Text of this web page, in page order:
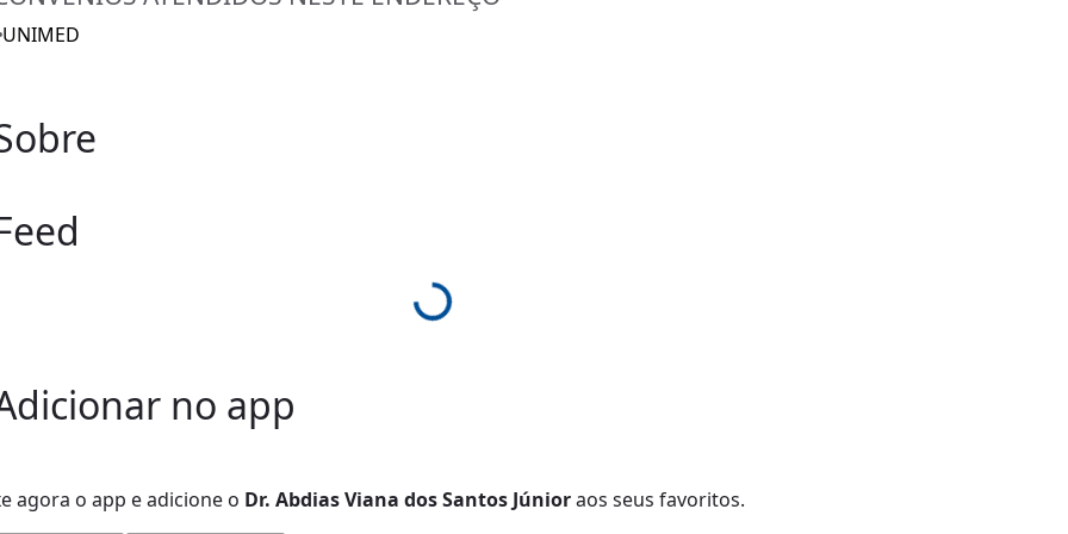
UNIMED
Loading...
no app
agora o app e adicione o Dr. Abdias Viana dos Santos Júnioraos seus favoritos.